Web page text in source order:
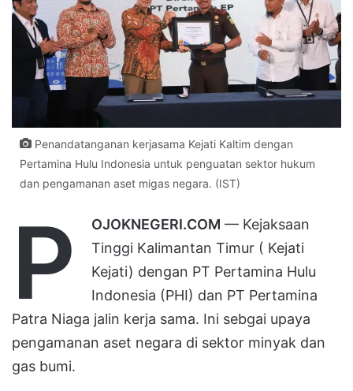
Penandatanganan kerjasama Kejati Kaltim dengan
Pertamina Hulu Indonesia untuk penguatan sektor hukum
dan pengamanan aset migas negara. (IST)
P OJOKNEGERI.COM — Kejaksaan
Tinggi Kalimantan Timur ( Kejati
Kejati) dengan PT Pertamina Hulu
Indonesia (PHI) dan PT Pertamina
Patra Niaga jalin kerja sama. Ini sebgai upaya
pengamanan aset negara di sektor minyak dan
gas bumi.